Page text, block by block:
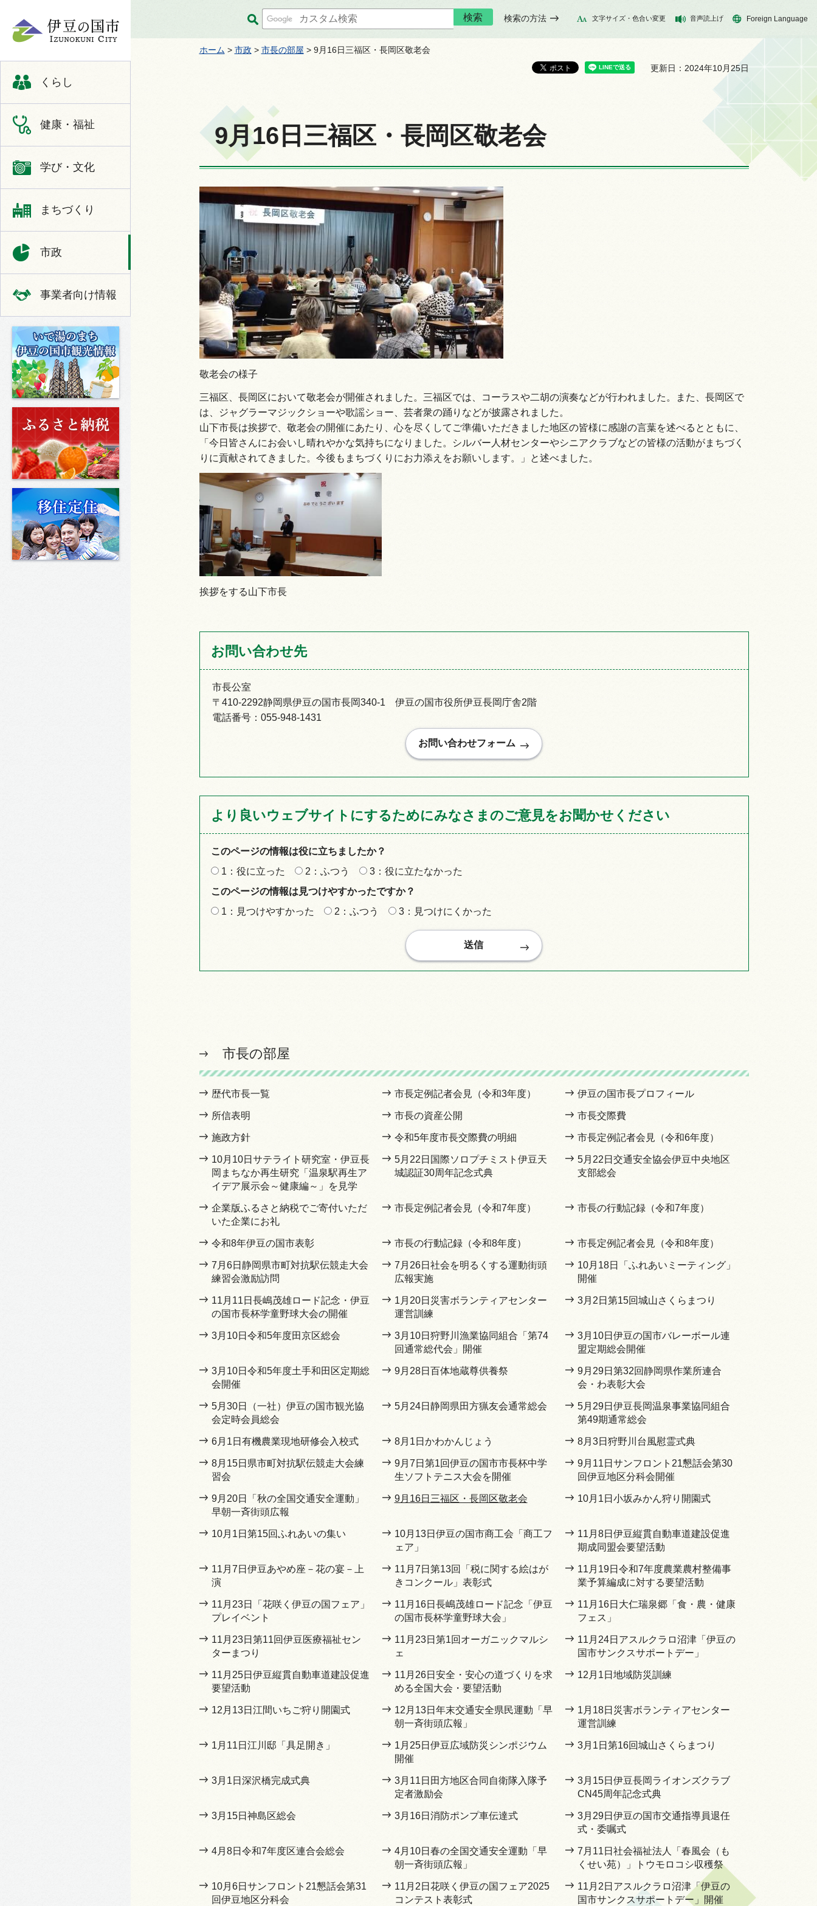
くらし
健康・福祉
学び・文化
まちづくり
市政
事業者向け情報
いで湯のまち 伊豆の国市の観光情報
検索の方法 文字サイズ・色合い変更 音声読上げ Foreign Language
ホーム > 市政 > 市長の部屋 > 9月16日三福区・長岡区敬老会
更新日：2024年10月25日
9月16日三福区・長岡区敬老会
敬老会の様子
三福区、長岡区において敬老会が開催されました。三福区では、コーラスや二胡の演奏などが行われました。また、長岡区で
は、ジャグラーマジックショーや歌謡ショー、芸者衆の踊りなどが披露されました。
山下市長は挨拶で、敬老会の開催にあたり、心を尽くしてご準備いただきました地区の皆様に感謝の言葉を述べるとともに、
「今日皆さんにお会いし晴れやかな気持ちになりました。シルバー人材センターやシニアクラブなどの皆様の活動がまちづく
りに貢献されてきました。今後もまちづくりにお力添えをお願いします。」と述べました。
挨拶をする山下市長
お問い合わせ先
市長公室
〒410-2292静岡県伊豆の国市長岡340-1 伊豆の国市役所伊豆長岡庁舎2階
電話番号：055-948-1431
より良いウェブサイトにするためにみなさまのご意見をお聞かせください
このページの情報は役に立ちましたか？
1：役に立った
2：ふつう
3：役に立たなかった
このページの情報は見つけやすかったですか？
1：見つけやすかった
2：ふつう 3：見つけにくかった
市長の部屋
歴代市長一覧 市長定例記者会見（令和3年度） 伊豆の国市長プロフィール
所信表明 市長の資産公開 市長交際費
施政方針 令和5年度市長交際費の明細 市長定例記者会見（令和6年度）
10月10日サテライト研究室・伊豆長
岡まちなか再生研究「温泉駅再生ア
イデア展示会～健康編～」を見学
5月22日国際ソロプチミスト伊豆天
城認証30周年記念式典
5月22日交通安全協会伊豆中央地区
支部総会
企業版ふるさと納税でご寄付いただ
いた企業にお礼
市長定例記者会見（令和7年度） 市長の行動記録（令和7年度）
令和8年伊豆の国市表彰 市長の行動記録（令和8年度） 市長定例記者会見（令和8年度）
7月6日静岡県市町対抗駅伝競走大会
練習会激励訪問
7月26日社会を明るくする運動街頭
広報実施
10月18日「ふれあいミーティング」
開催
11月11日長嶋茂雄ロード記念・伊豆
の国市長杯学童野球大会の開催
1月20日災害ボランティアセンター
運営訓練
3月2日第15回城山さくらまつり
3月10日令和5年度田京区総会
3月10日狩野川漁業協同組合「第74
回通常総代会」開催
3月10日伊豆の国市バレーボール連
盟定期総会開催
3月10日令和5年度土手和田区定期総
会開催
9月28日百体地蔵尊供養祭
9月29日第32回静岡県作業所連合
会・わ表彰大会
5月30日（一社）伊豆の国市観光協
会定時会員総会
5月24日静岡県田方猟友会通常総会
5月29日伊豆長岡温泉事業協同組合
第49期通常総会
6月1日有機農業現地研修会入校式 8月1日かわかんじょう 8月3日狩野川台風慰霊式典
8月15日県市町対抗駅伝競走大会練
習会
9月7日第1回伊豆の国市市長杯中学
生ソフトテニス大会を開催
9月11日サンフロント21懇話会第30
回伊豆地区分科会開催
9月20日「秋の全国交通安全運動」
早朝一斉街頭広報
9月16日三福区・長岡区敬老会 10月1日小坂みかん狩り開園式
10月1日第15回ふれあいの集い
10月13日伊豆の国市商工会「商工フ
ェア」
11月8日伊豆縦貫自動車道建設促進
期成同盟会要望活動
11月7日伊豆あやめ座－花の宴－上
演
11月7日第13回「税に関する絵はが
きコンクール」表彰式
11月19日令和7年度農業農村整備事
業予算編成に対する要望活動
11月23日「花咲く伊豆の国フェア」
プレイベント
11月16日長嶋茂雄ロード記念「伊豆
の国市長杯学童野球大会」
11月16日大仁瑞泉郷「食・農・健康
フェス」
11月23日第11回伊豆医療福祉セン
ターまつり
11月23日第1回オーガニックマルシ
ェ
11月24日アスルクラロ沼津「伊豆の
国市サンクスサポートデー」
11月25日伊豆縦貫自動車道建設促進
要望活動
11月26日安全・安心の道づくりを求
める全国大会・要望活動
12月1日地域防災訓練
12月13日江間いちご狩り開園式
12月13日年末交通安全県民運動「早
朝一斉街頭広報」
1月18日災害ボランティアセンター
運営訓練
1月11日江川邸「具足開き」
1月25日伊豆広域防災シンポジウム
開催
3月1日第16回城山さくらまつり
3月1日深沢橋完成式典
3月11日田方地区合同自衛隊入隊予
定者激励会
3月15日伊豆長岡ライオンズクラブ
CN45周年記念式典
3月15日神島区総会 3月16日消防ポンプ車伝達式
3月29日伊豆の国市交通指導員退任
式・委嘱式
4月8日令和7年度区連合会総会
4月10日春の全国交通安全運動「早
朝一斉街頭広報」
7月11日社会福祉法人「春風会（も
くせい苑）」トウモロコシ収穫祭
10月6日サンフロント21懇話会第31
回伊豆地区分科会
11月2日花咲く伊豆の国フェア2025
コンテスト表彰式
11月2日アスルクラロ沼津「伊豆の
国市サンクスサポートデー」開催